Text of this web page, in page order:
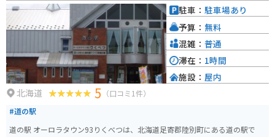
北海道 5 （口コミ1件）
#道の駅
道の駅 オーロラタウン93りくべつは、北海道足寄郡陸別町にある道の駅で
駐車： 駐車場あり
予算： 無料
混雑： 普通
滞在： 1時間
施設： 屋内